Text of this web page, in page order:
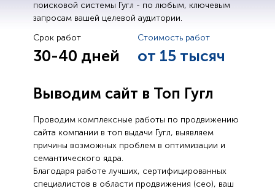
поисковой системы Гугл - по любым, ключевым
запросам вашей целевой аудитории.
Срок работ
30-40 дней
Стоимость работ
от 15 тысяч
Выводим сайт в Топ Гугл
Проводим комплексные работы по продвижению
сайта компании в топ выдачи Гугл, выявляем
причины возможных проблем в оптимизации и
семантического ядра.
Благодаря работе лучших, сертифицированных
специалистов в области продвижения (сео), ваш